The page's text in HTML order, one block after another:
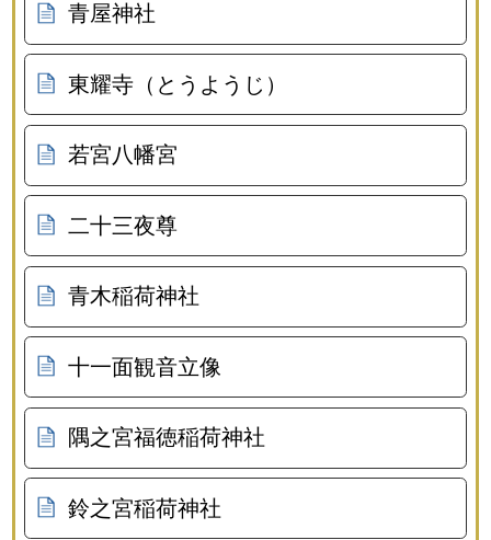
青屋神社
東耀寺（とうようじ）
若宮八幡宮
二十三夜尊
青木稲荷神社
十一面観音立像
隅之宮福徳稲荷神社
鈴之宮稲荷神社